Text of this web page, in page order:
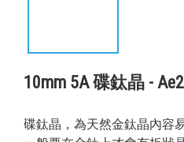
10mm 5A 碟鈦晶 -
碟鈦晶，為天然金鈦晶內容